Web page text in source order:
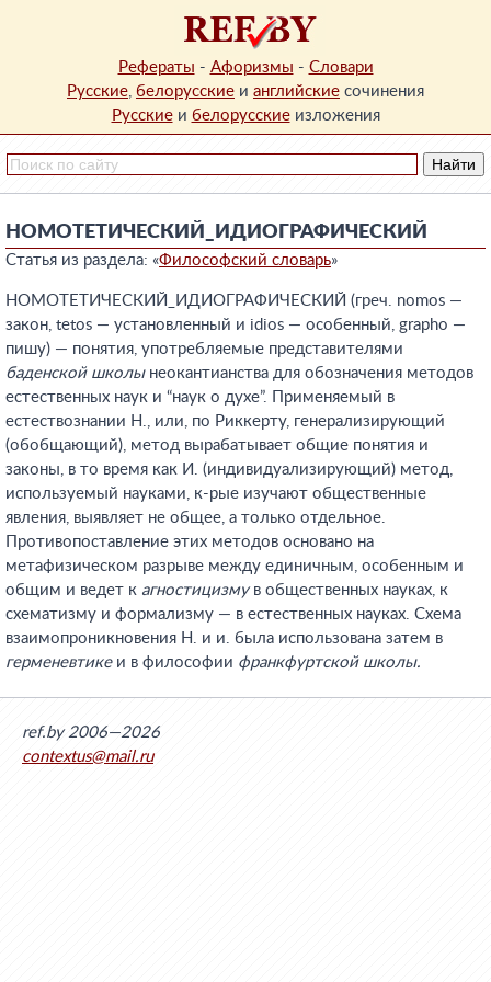
Рефераты - Афоризмы - Словари
Русские, белорусские и английские сочинения
Русскиеи белорусскиеизложения
НОМОТЕТИЧЕСКИЙ_ИДИОГРАФИЧЕСКИЙ
Статья из раздела: «Философский словарь»
НОМОТЕТИЧЕСКИЙ_ИДИОГРАФИЧЕСКИЙ (греч. nomos —
закон, tetos — установленный и idios — особенный, grapho —
пишу) — понятия, употребляемые представителями
баденской школынеокантианства для обозначения методов
естественных наук и “наук о духе”. Применяемый в
естествознании Н., или, по Риккерту, генерализирующий
(обобщающий), метод вырабатывает общие понятия и
законы, в то время как И. (индивидуализирующий) метод,
используемый науками, к-рые изучают общественные
явления, выявляет не общее, а только отдельное.
Противопоставление этих методов основано на
метафизическом разрыве между единичным, особенным и
общим и ведет к агностицизмув общественных науках, к
схематизму и формализму — в естественных науках. Схема
взаимопроникновения Н. и и. была использована затем в
герменевтикеи в философии франкфуртской школы.
ref.by 2006—2026
contextus@mail.ru